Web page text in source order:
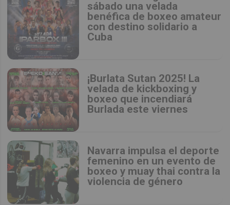
sábado una velada
benéfica de boxeo amateur
con destino solidario a
Cuba
¡Burlata Sutan 2025! La
velada de kickboxing y
boxeo que incendiará
Burlada este viernes
Navarra impulsa el deporte
femenino en un evento de
boxeo y muay thai contra la
violencia de género